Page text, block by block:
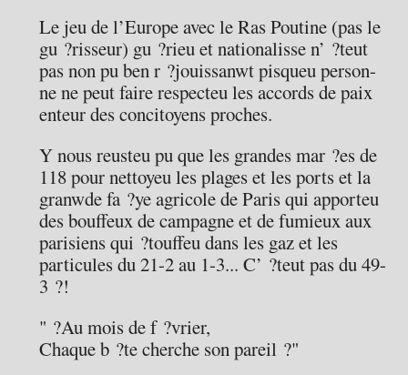
Le jeu de l’Europe avec le Ras Poutine (pas le
gu ?risseur) gu ?rieu et nationalisse n’ ?teut
pas non pu ben r ?jouissanwt pisqueu person-
ne ne peut faire respecteu les accords de paix
enteur des concitoyens proches.
Y nous reusteu pu que les grandes mar ?es de
118 pour nettoyeu les plages et les ports et la
granwde fa ?ye agricole de Paris qui apporteu
des bouffeux de campagne et de fumieux aux
parisiens qui ?touffeu dans les gaz et les
particules du 21-2 au 1-3... C’ ?teut pas du 49-
3 ?!
" ?Au mois de f ?vrier,
Chaque b ?te cherche son pareil ?"